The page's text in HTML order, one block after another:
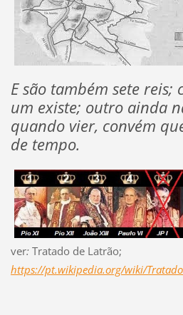
E são também sete reis;
um existe; outro ainda
quando vier, convém
de tempo.
ver: Tratado de Latrão;
https://pt.wikipedia.org/wiki/